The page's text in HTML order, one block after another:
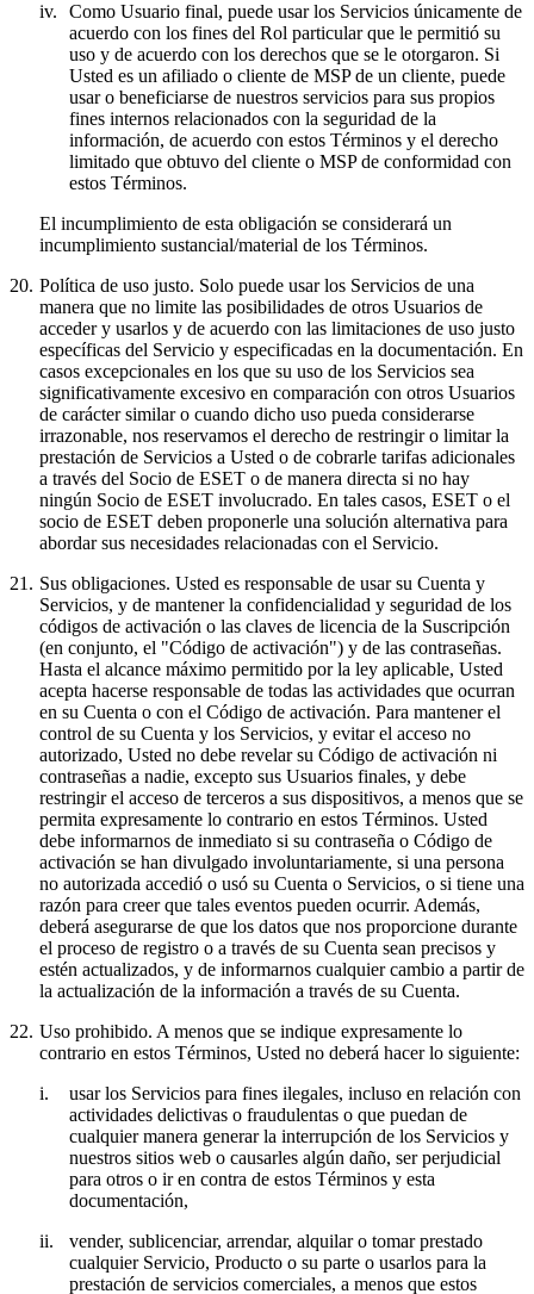
iv.
Como Usuario final, puede usar los Servicios únicamente de
acuerdo con los fines del Rol particular que le permitió su
uso y de acuerdo con los derechos que se le otorgaron. Si
Usted es un afiliado o cliente de MSP de un cliente, puede
usar o beneficiarse de nuestros servicios para sus propios
fines internos relacionados con la seguridad de la
información, de acuerdo con estos Términos y el derecho
limitado que obtuvo del cliente o MSP de conformidad con
estos Términos.
El incumplimiento de esta obligación se considerará un
incumplimiento sustancial/material de los Términos.
20. Política de uso justo. Solo puede usar los Servicios de una
manera que no limite las posibilidades de otros Usuarios de
acceder y usarlos y de acuerdo con las limitaciones de uso justo
específicas del Servicio y especificadas en la documentación. En
casos excepcionales en los que su uso de los Servicios sea
significativamente excesivo en comparación con otros Usuarios
de carácter similar o cuando dicho uso pueda considerarse
irrazonable, nos reservamos el derecho de restringir o limitar la
prestación de Servicios a Usted o de cobrarle tarifas adicionales
a través del Socio de ESET o de manera directa si no hay
ningún Socio de ESET involucrado. En tales casos, ESET o el
socio de ESET deben proponerle una solución alternativa para
abordar sus necesidades relacionadas con el Servicio.
21. Sus obligaciones. Usted es responsable de usar su Cuenta y
Servicios, y de mantener la confidencialidad y seguridad de los
códigos de activación o las claves de licencia de la Suscripción
(en conjunto, el "Código de activación") y de las contraseñas.
Hasta el alcance máximo permitido por la ley aplicable, Usted
acepta hacerse responsable de todas las actividades que ocurran
en su Cuenta o con el Código de activación. Para mantener el
control de su Cuenta y los Servicios, y evitar el acceso no
autorizado, Usted no debe revelar su Código de activación ni
contraseñas a nadie, excepto sus Usuarios finales, y debe
restringir el acceso de terceros a sus dispositivos, a menos que se
permita expresamente lo contrario en estos Términos. Usted
debe informarnos de inmediato si su contraseña o Código de
activación se han divulgado involuntariamente, si una persona
no autorizada accedió o usó su Cuenta o Servicios, o si tiene una
razón para creer que tales eventos pueden ocurrir. Además,
deberá asegurarse de que los datos que nos proporcione durante
el proceso de registro o a través de su Cuenta sean precisos y
estén actualizados, y de informarnos cualquier cambio a partir de
la actualización de la información a través de su Cuenta.
22. Uso prohibido. A menos que se indique expresamente lo
contrario en estos Términos, Usted no deberá hacer lo siguiente:
i.
usar los Servicios para fines ilegales, incluso en relación con
actividades delictivas o fraudulentas o que puedan de
cualquier manera generar la interrupción de los Servicios y
nuestros sitios web o causarles algún daño, ser perjudicial
para otros o ir en contra de estos Términos y esta
documentación,
ii.
vender, sublicenciar, arrendar, alquilar o tomar prestado
cualquier Servicio, Producto o su parte o usarlos para la
prestación de servicios comerciales, a menos que estos